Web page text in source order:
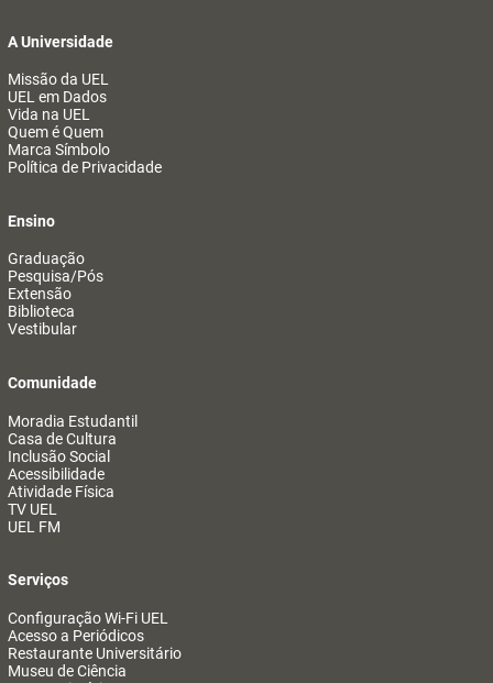
A Universidade
Missão da UEL
UEL em Dados
Vida na UEL
Quem é Quem
Marca Símbolo
Política de Privacidade
Ensino
Graduação
Pesquisa/Pós
Extensão
Biblioteca
Vestibular
Comunidade
Moradia Estudantil
Casa de Cultura
Inclusão Social
Acessibilidade
Atividade Física
TV UEL
UEL FM
Serviços
Configuração Wi-Fi UEL
Acesso a Periódicos
Restaurante Universitário
Museu de Ciência